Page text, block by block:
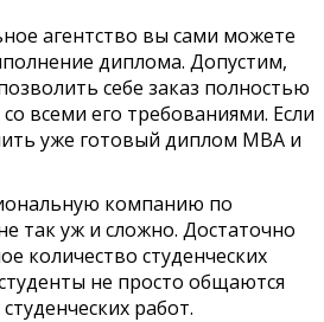
агентство вы сами можете
диплома. Допустим,
себе заказ полностью
всеми его требованиями. Если
уже готовый диплом МВА и
компанию по
так уж и сложно. Достаточно
количество студенческих
не просто общаются
работ.